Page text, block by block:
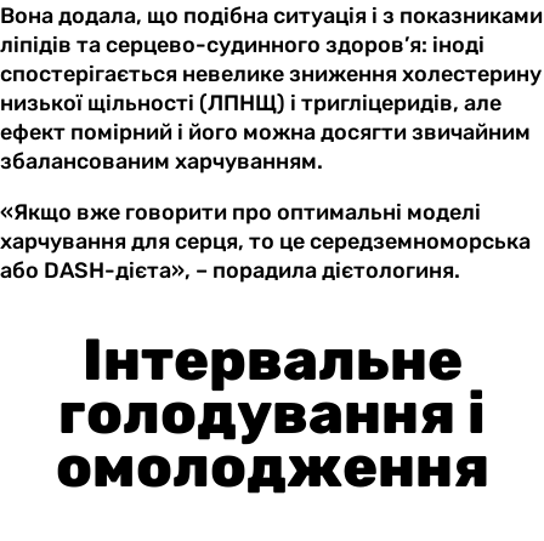
Вона додала, що подібна ситуація і з показниками
ліпідів та серцево-судинного здоров’я: іноді
спостерігається невелике зниження холестерину
низької щільності (ЛПНЩ) і тригліцеридів, але
ефект помірний і його можна досягти звичайним
збалансованим харчуванням.
«Якщо вже говорити про оптимальні моделі
харчування для серця, то це середземноморська
або DASH-дієта», – порадила дієтологиня.
Інтервальне
голодування і
омолодження